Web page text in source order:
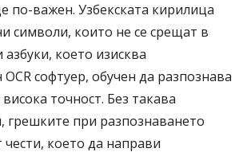
по-важен. Узбeкската кирилица
символи, които не се срещат в
азбуки, което изисква
софтуер, обучен да разпознава
точност. Без такава
грешките при разпознаването
което да направи